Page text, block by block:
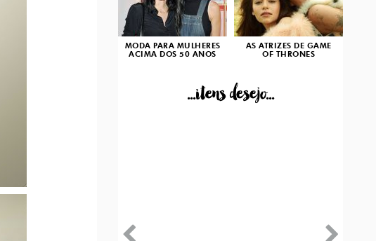
MODA PARA MULHERES
ACIMA DOS 50 ANOS
AS ATRIZES DE GAME
OF THRONES
...itens desejo...